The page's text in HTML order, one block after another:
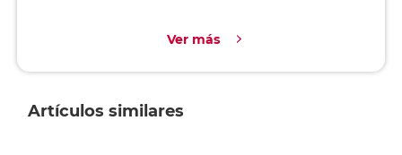
Ver más
Artículos similares